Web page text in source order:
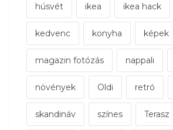
húsvét ikea ikea hack
kedvenc konyha képek
magazin fotózás nappali
növények Oldi retró
skandináv színes Terasz